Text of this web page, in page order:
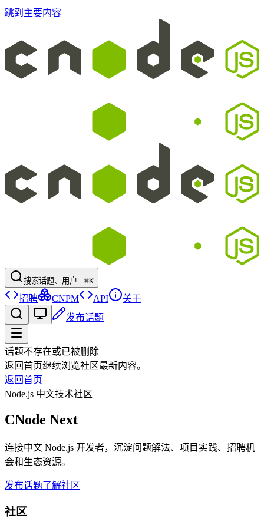
跳到主要内容
搜索话题、用户...⌘K
招聘 CNPM API
关于
发布话题
话题不存在或已被删除
返回首页继续浏览社区最新内容。
返回首页
Node.js 中文技术社区
CNode Next
连接中文 Node.js 开发者，沉淀问题解法、项目实践、招聘机
会和生态资源。
发布话题了解社区
社区